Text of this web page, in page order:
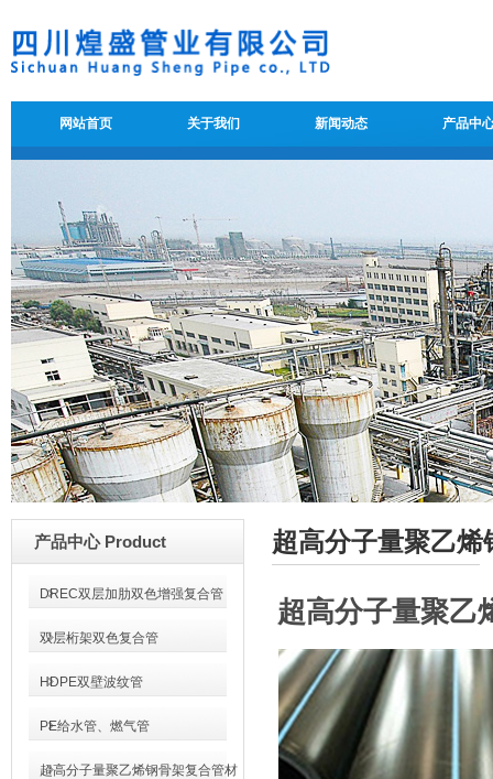
网站首页 关于我们 新闻动态 产品中
产品中心 Product
DREC双层加肋双色增强复合管
双层桁架双色复合管
HDPE双壁波纹管
PE给水管、燃气管
超高分子量聚乙烯钢骨架复合管材
超高分子量聚乙烯
超高分子量聚乙